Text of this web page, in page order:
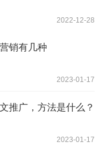
2022-12-28
销有几种
2023-01-17
推广，方法是什么？
2023-01-17